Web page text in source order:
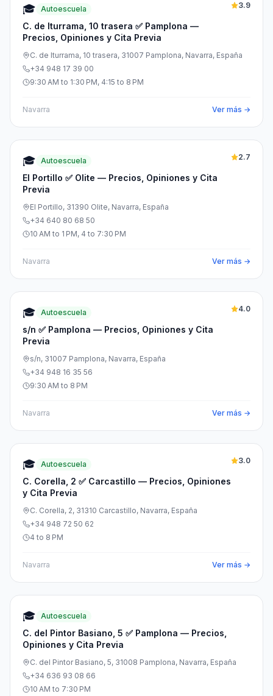
🎓 Autoescuela
C. de Iturrama, 10 trasera ✅ Pamplona —
Precios, Opiniones y Cita Previa
3.9
C. de Iturrama, 10 trasera, 31007 Pamplona, Navarra, España
+34 948 17 39 00
9:30 AM to 1:30 PM, 4:15 to 8 PM
Navarra Ver más →
🎓 Autoescuela
El Portillo ✅ Olite — Precios, Opiniones y Cita
Previa
2.7
El Portillo, 31390 Olite, Navarra, España
+34 640 80 68 50
10 AM to 1 PM, 4 to 7:30 PM
Navarra Ver más →
🎓 Autoescuela
s/n ✅ Pamplona — Precios, Opiniones y Cita
Previa
4.0
s/n, 31007 Pamplona, Navarra, España
+34 948 16 35 56
9:30 AM to 8 PM
Navarra Ver más →
🎓 Autoescuela
C. Corella, 2 ✅ Carcastillo — Precios, Opiniones
y Cita Previa
3.0
C. Corella, 2, 31310 Carcastillo, Navarra, España
+34 948 72 50 62
4 to 8 PM
Navarra Ver más →
🎓 Autoescuela
C. del Pintor Basiano, 5 ✅ Pamplona — Precios,
Opiniones y Cita Previa
C. del Pintor Basiano, 5, 31008 Pamplona, Navarra, España
+34 636 93 08 66
10 AM to 7:30 PM